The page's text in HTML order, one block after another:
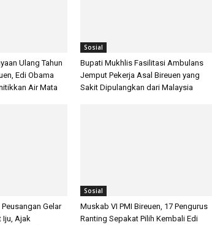
Ulang Tahun
Edi Obama
Air Mata
Sosial
Bupati Mukhlis Fasilitasi Ambulans
Jemput Pekerja Asal Bireuen yang
Sakit Dipulangkan dari Malaysia
Gelar
Iju, Ajak
Sosial
Muskab VI PMI Bireuen, 17 Pengurus
Ranting Sepakat Pilih Kembali Edi